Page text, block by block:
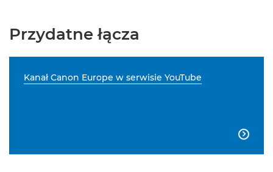
Przydatne łącza
Kanał Canon Europe w serwisie YouTube
